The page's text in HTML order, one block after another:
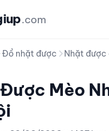
.com
Đồ nhặt được Nhặt được
Mèo